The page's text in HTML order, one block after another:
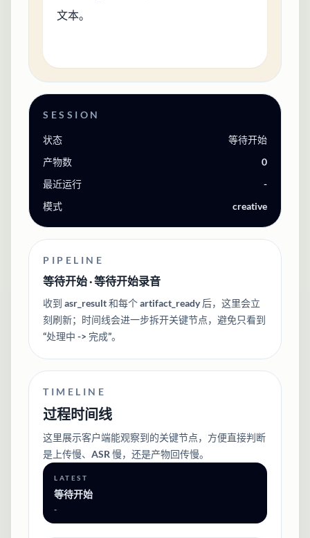
文本。
SESSION
状态
等待开始
产物数
0
最近运行
-
模式
creative
PIPELINE
等待开始 · 等待开始录音
收到 asr_result 和每个 artifact_ready 后，这里会立
刻刷新；时间线会进一步拆开关键节点，避免只看到
“处理中 -> 完成”。
TIMELINE
过程时间线
这里展示客户端能观察到的关键节点，方便直接判断
是上传慢、ASR 慢，还是产物回传慢。
LATEST
等待开始
-